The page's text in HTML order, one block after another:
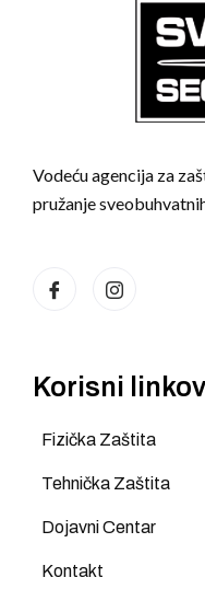
Vodeću agencija za
pružanje
Korisni
Fizička Zaštita
Tehnička Zaštita
Dojavni Centar
Kontakt